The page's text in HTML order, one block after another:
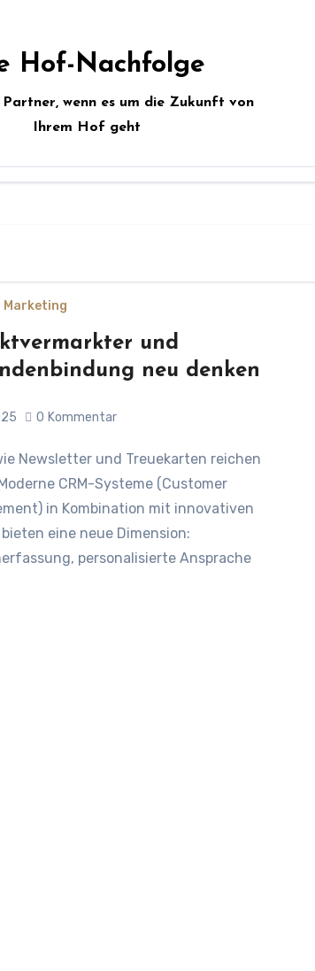
Hof-Nachfolge
wenn es um die Zukunft von
Ihrem Hof geht
Marketing
und
neu denken
0 Kommentar
CRM-Systeme (Customer
in Kombination mit innovativen
eine neue Dimension:
personalisierte Ansprache